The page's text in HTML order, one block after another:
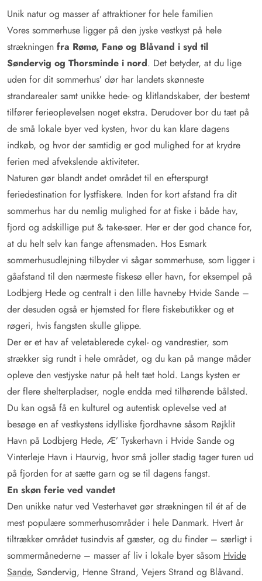
Unik natur og masser af attraktioner for hele familien
Vores sommerhuse ligger på den jyske vestkyst på hele
strækningen fra Rømø, Fanø og Blåvand i syd til
Søndervig og Thorsminde i nord. Det betyder, at du lige
uden for dit sommerhus’ dør har landets skønneste
strandarealer samt unikke hede- og klitlandskaber, der bestemt
tilfører ferieoplevelsen noget ekstra. Derudover bor du tæt på
de små lokale byer ved kysten, hvor du kan klare dagens
indkøb, og hvor der samtidig er god mulighed for at krydre
ferien med afvekslende aktiviteter.
Naturen gør blandt andet området til en efterspurgt
feriedestination for lystfiskere. Inden for kort afstand fra dit
sommerhus har du nemlig mulighed for at fiske i både hav,
fjord og adskillige put & take-søer. Her er der god chance for,
at du helt selv kan fange aftensmaden. Hos Esmark
sommerhusudlejning tilbyder vi sågar sommerhuse, som ligger i
gåafstand til den nærmeste fiskesø eller havn, for eksempel på
Lodbjerg Hede og centralt i den lille havneby Hvide Sande –
der desuden også er hjemsted for flere fiskebutikker og et
røgeri, hvis fangsten skulle glippe.
Der er et hav af veletablerede cykel- og vandrestier, som
strækker sig rundt i hele området, og du kan på mange måder
opleve den vestjyske natur på helt tæt hold. Langs kysten er
der flere shelterpladser, nogle endda med tilhørende bålsted.
Du kan også få en kulturel og autentisk oplevelse ved at
besøge en af vestkystens idylliske fjordhavne såsom Røjklit
Havn på Lodbjerg Hede, Æ’ Tyskerhavn i Hvide Sande og
Vinterleje Havn i Haurvig, hvor små joller stadig tager turen ud
på fjorden for at sætte garn og se til dagens fangst.
En skøn ferie ved vandet
Den unikke natur ved Vesterhavet gør strækningen til ét af de
mest populære sommerhusområder i hele Danmark. Hvert år
tiltrækker området tusindvis af gæster, og du finder – særligt i
sommermånederne – masser af liv i lokale byer såsom Hvide
Sande, Søndervig, Henne Strand, Vejers Strand og Blåvand.